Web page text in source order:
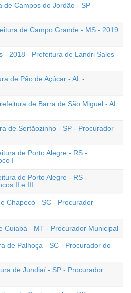
de Campos do Jordão - SP -
de Campo Grande - MS - 2019
- 2018 - Prefeitura de Landri Sales -
de Pão de Açúcar - AL -
de Barra de São Miguel - AL
de Sertãozinho - SP - Procurador
de Porto Alegre - RS -
I
de Porto Alegre - RS -
II e III
Chapecó - SC - Procurador
Cuiabá - MT - Procurador Municipal
de Palhoça - SC - Procurador do
de Jundiaí - SP - Procurador